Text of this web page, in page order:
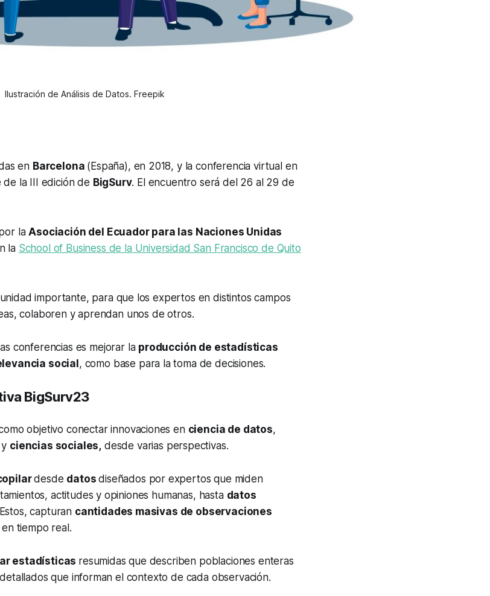
Ilustración de Análisis de Datos. Freepik
en Barcelona (España), en 2018, y la conferencia virtual en
de la III edición de BigSurv. El encuentro será del 26 al 29 de
laAsociación del Ecuador para las Naciones Unidas
la School of Business de la Universidad San Francisco de Quito
importante, para que los expertos en distintos campos
colaboren y aprendan unos de otros.
conferencias es mejorar la producción de estadísticas
social, como base para la toma de decisiones.
BigSurv23
objetivo conectar innovaciones en ciencia de datos,
y ciencias sociales, desde varias perspectivas.
desde datosdiseñados por expertos que miden
actitudes y opiniones humanas, hasta datos
capturan cantidades masivas de observaciones
tiempo real.
estadísticas resumidas que describen poblaciones enteras
que informan el contexto de cada observación.